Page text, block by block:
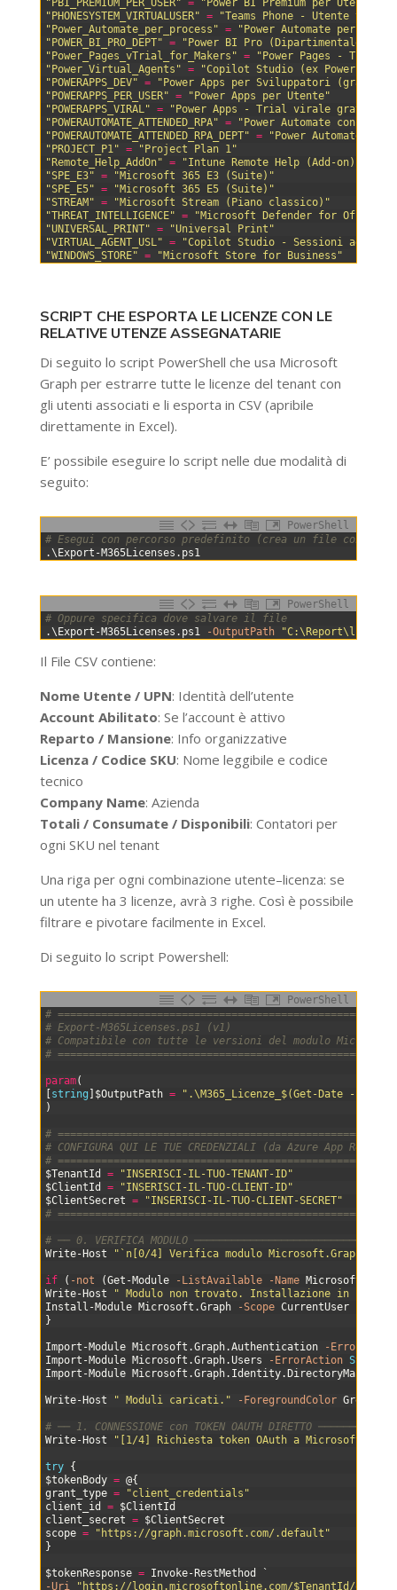
"PBI_PREMIUM_PER_USER" =
"Power BI Premium per Utente"
"PHONESYSTEM_VIRTUALUSER" =
"Teams Phone - Utente
"Power_Automate_per_process" =
"Power Automate per
"POWER_BI_PRO_DEPT" =
"Power BI Pro (Dipartimentale)"
"Power_Pages_vTrial_for_Makers" =
"Power Pages - Trial
"Power_Virtual_Agents" =
"Copilot Studio (ex Power
"POWERAPPS_DEV" =
"Power Apps per Sviluppatori
"POWERAPPS_PER_USER" =
"Power Apps per Utente"
"POWERAPPS_VIRAL" =
"Power Apps - Trial virale gratuita"
"POWERAUTOMATE_ATTENDED_RPA" =
"Power Automate con RPA
"POWERAUTOMATE_ATTENDED_RPA_DEPT" =
"Power Automate
"PROJECT_P1" =
"Project Plan 1"
"Remote_Help_AddOn" =
"Intune Remote Help (Add-on)"
"SPE_E3" =
"Microsoft 365 E3 (Suite)"
"SPE_E5" =
"Microsoft 365 E5 (Suite)"
"STREAM" =
"Microsoft Stream (Piano classico)"
"THREAT_INTELLIGENCE" =
"Microsoft Defender for Office
"UNIVERSAL_PRINT" =
"Universal Print"
"VIRTUAL_AGENT_USL" =
"Copilot Studio - Sessioni
"WINDOWS_STORE" = "Microsoft Store for Business"
SCRIPT CHE ESPORTA LE LICENZE CON LE
RELATIVE UTENZE ASSEGNATARIE
Di seguito lo script PowerShell che usa Microsoft
Graph per estrarre tutte le licenze del tenant con
gli utenti associati e li esporta in CSV (apribile
direttamente in Excel).
E’ possibile eseguire lo script nelle due modalità di
seguito:
PowerShell
# Esegui con percorso predefinito (crea un file con
.\ Export-M365Licenses . ps1
PowerShell
# Oppure specifica dove salvare il file
.\ Export-M365Licenses . ps1 -OutputPath
Il File CSV contiene:
Nome Utente / UPN: Identità dell’utente
Account Abilitato: Se l’account è attivo
Reparto / Mansione: Info organizzative
Licenza / Codice SKU: Nome leggibile e codice
tecnico
Company Name: Azienda
Totali / Consumate / Disponibili: Contatori per
ogni SKU nel tenant
Una riga per ogni combinazione utente–licenza: se
un utente ha 3 licenze, avrà 3 righe. Così è possibile
filtrare e pivotare facilmente in Excel.
Di seguito lo script Powershell:
PowerShell
#
# Export-M365Licenses.ps1 (v1)
# Compatibile con tutte le versioni del modulo
#
param(
string $OutputPath =
".\M365_Licenze_$(Get-Date -Format
)
#
# CONFIGURA QUI LE TUE CREDENZIALI (da Azure App
#
$TenantId
=
"INSERISCI-IL-TUO-TENANT-ID"
$ClientId
=
"INSERISCI-IL-TUO-CLIENT-ID"
$ClientSecret =
"INSERISCI-IL-TUO-CLIENT-SECRET"
#
# ── 0. VERIFICA MODULO
Write-Host
"`n[0/4] Verifica modulo Microsoft.Graph..."
if ( -not (Get-Module -ListAvailable -Name Microsoft
Write-Host
" Modulo non trovato. Installazione in
Install-Module Microsoft .Graph -Scope CurrentUser
}
Import-Module Microsoft .Graph.Authentication
-
Import-Module Microsoft .Graph.Users -ErrorAction Stop
Import-Module Microsoft .Graph. Identity.
Write-Host " Moduli caricati." -ForegroundColor Green
# ── 1. CONNESSIONE con TOKEN OAUTH DIRETTO
Write-Host
"[1/4] Richiesta token OAuth a Microsoft..."
try {
$tokenBody = @{
grant_type =
"client_credentials"
client_id
= $ClientId
client_secret = $ClientSecret
scope =
"https://graph.microsoft.com/.default"
}
$tokenResponse = Invoke-RestMethod
`
-Uri
"https://login.microsoftonline.com/$TenantId/